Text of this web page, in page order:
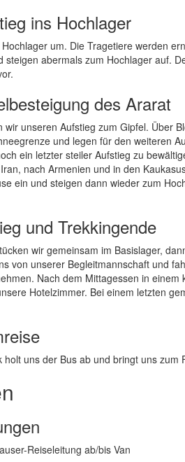
ins Hochlager
um. Die Tragetiere werden
steigen abermals zum Hochlager auf.
des Ararat
wir unseren Aufstieg zum Gipfel. Über
und legen für den weiteren
ein letzter steiler Aufstieg zu
nach Armenien und in den
ein und steigen dann wieder zum
und Trekkingende
wir gemeinsam im Basislager,
von unserer Begleitmannschaft und
Nach dem Mittagessen in
Hotelzimmer. Bei einem letzten
holt uns der Bus ab und bringt uns
Reiseleitung ab/bis Van